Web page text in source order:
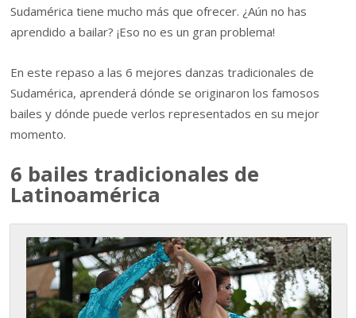
Sudamérica tiene mucho más que ofrecer. ¿Aún no has
aprendido a bailar? ¡Eso no es un gran problema!
En este repaso a las 6 mejores danzas tradicionales de
Sudamérica, aprenderá dónde se originaron los famosos
bailes y dónde puede verlos representados en su mejor
momento.
6 bailes tradicionales de
Latinoamérica